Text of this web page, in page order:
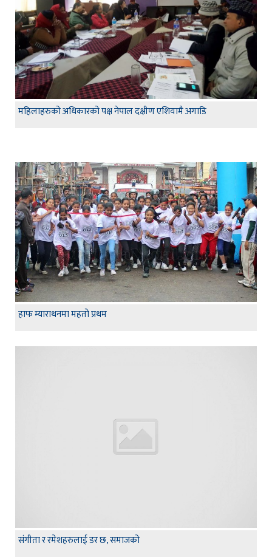
महिलाहरुको अधिकारको पक्ष नेपाल दक्षीण एशियामै अगाडि
हाफ म्याराथनमा महतो प्रथम
संगीता र रमेशहरुलाई डर छ, समाजको